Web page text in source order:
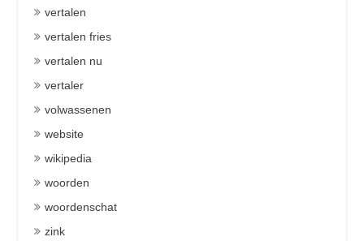
vertalen
vertalen fries
vertalen nu
vertaler
volwassenen
website
wikipedia
woorden
woordenschat
zink